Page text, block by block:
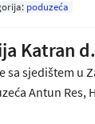
poduzeća
Katran
sa sjedištem u
Antun Res,